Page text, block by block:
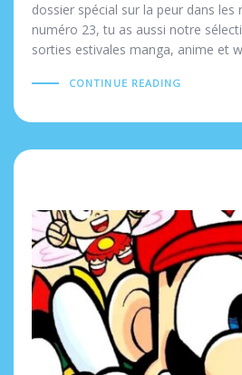
dossier spécial sur la peur dans les
numéro 23, tu as aussi notre
sorties estivales manga, anime et
CONTINUE READING